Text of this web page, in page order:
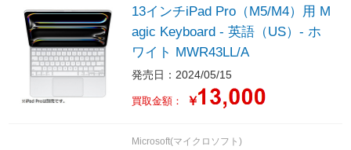
13インチiPad Pro（M5/M4）用 M
agic Keyboard - 英語（US）- ホ
ワイト MWR43LL/A
発売日：2024/05/15
買取金額： ￥
Microsoft(マイクロソフト)